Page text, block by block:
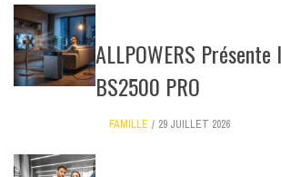
ALLPOWERS Présente
BS2500 PRO
FAMILLE 29 JUILLET 2026